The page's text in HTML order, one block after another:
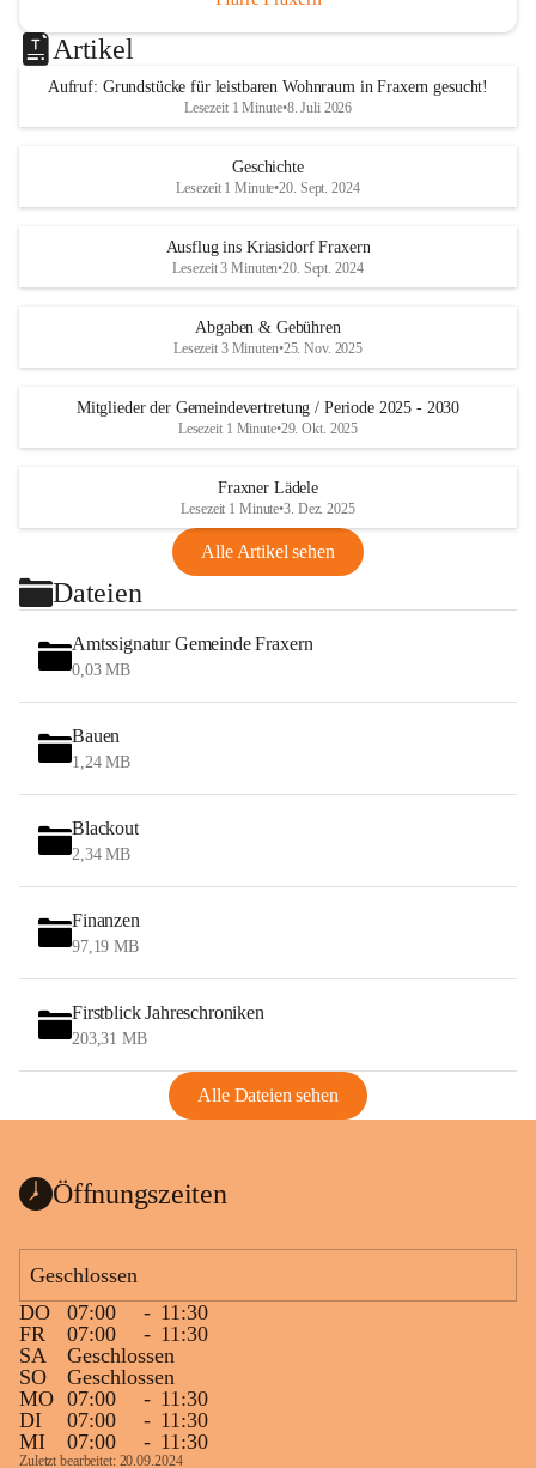
Artikel
Aufruf: Grundstücke für leistbaren Wohnraum in Fraxern gesucht!
Lesezeit 1 Minute•8. Juli 2026
Geschichte
Lesezeit 1 Minute•20. Sept. 2024
Ausflug ins Kriasidorf Fraxern
Lesezeit 3 Minuten•20. Sept. 2024
Abgaben & Gebühren
Lesezeit 3 Minuten•25. Nov. 2025
Mitglieder der Gemeindevertretung / Periode 2025 - 2030
Lesezeit 1 Minute•29. Okt. 2025
Fraxner Lädele
Lesezeit 1 Minute•3. Dez. 2025
Alle Artikel sehen
Dateien
Amtssignatur Gemeinde Fraxern
0,03 MB
Bauen
1,24 MB
Blackout
2,34 MB
Finanzen
97,19 MB
Firstblick Jahreschroniken
203,31 MB
Alle Dateien sehen
Öffnungszeiten
Geschlossen
DO
07:00 - 11:30
FR
07:00 - 11:30
SA
Geschlossen
SO
Geschlossen
MO 07:00 - 11:30
DI
07:00 - 11:30
MI
07:00 - 11:30
Zuletzt bearbeitet: 20.09.2024